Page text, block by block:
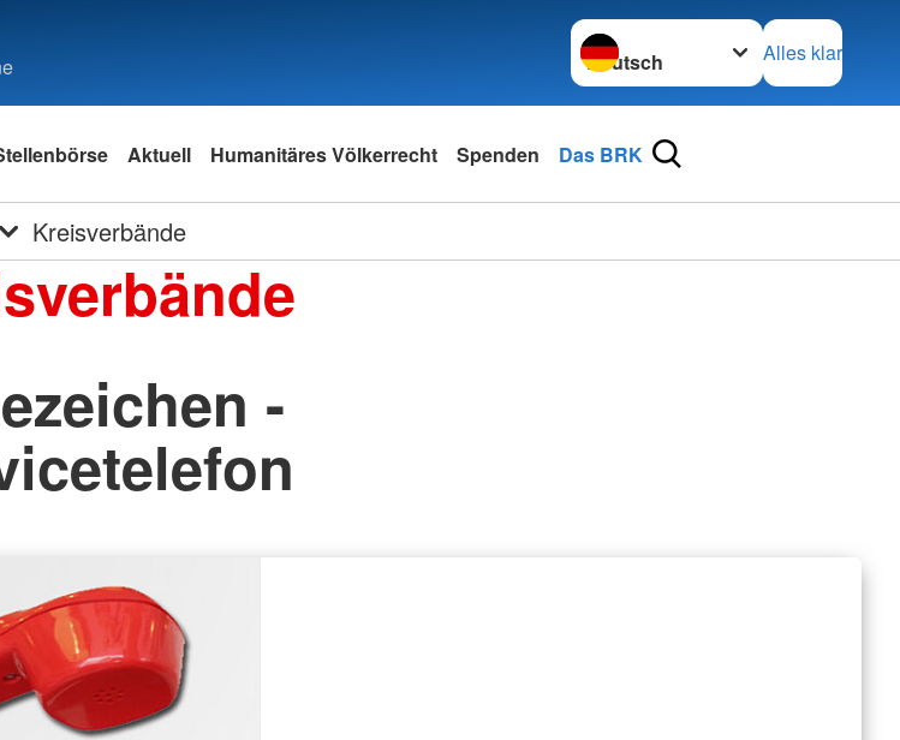
Sprache wechseln zu
Alles klar
Aktuell Humanitäres Völkerrecht Spenden Das BRK
Kreisverbände
-